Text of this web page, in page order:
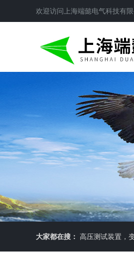
欢迎访问 上海端懿电气科技有
大家都在搜： 高压测试装置，